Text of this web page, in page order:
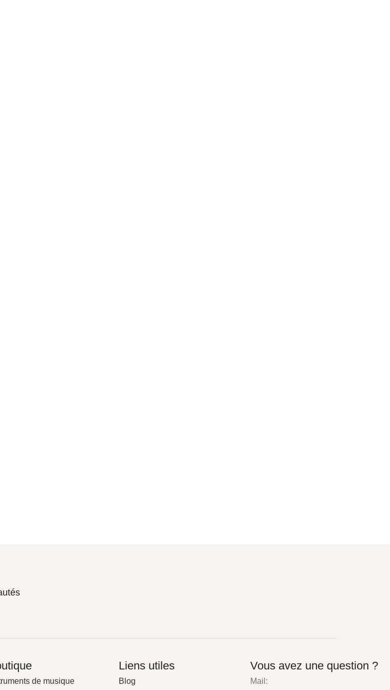
de musique
Liens utiles
Blog
Vous avez une question ?
Mail: